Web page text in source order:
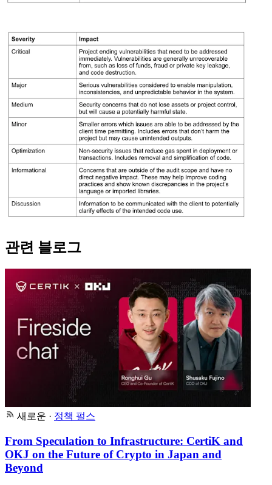
관련 블로그
새로운 · 정책 펄스
From Speculation to Infrastructure: CertiK and
OKJ on the Future of Crypto in Japan and
Beyond